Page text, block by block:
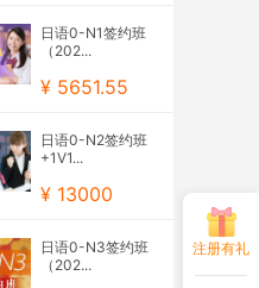
日语0-N1签约班
（202...
¥ 5651.55
日语0-N2签约班
+1V1...
¥ 13000
日语0-N3签约班
（202...
注册有礼